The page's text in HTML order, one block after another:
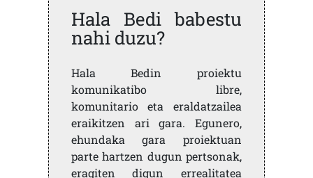
Hala Bedi babestu
nahi duzu?
Hala Bedin proiektu
komunikatibo libre,
komunitario eta eraldatzailea
eraikitzen ari gara. Egunero,
ehundaka gara proiektuan
parte hartzen dugun pertsonak,
eragiten digun errealitatea